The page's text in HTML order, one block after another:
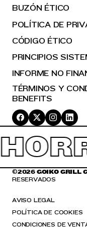
BUZÓN ÉTICO
POLÍTICA DE
CÓDIGO ÉTICO
PRINCIPIOS
INFORME NO
TÉRMINOS Y
BENEFITS
©2026 GOIKO GRILL
RESERVADOS
AVISO LEGAL
POLÍTICA DE COOKIES
CONDICIONES DE